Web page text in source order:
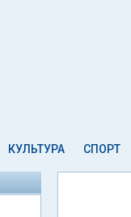
КУЛЬТУРА СПОРТ